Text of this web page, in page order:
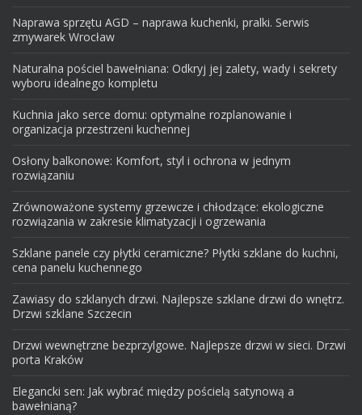
Naprawa sprzętu AGD – naprawa kuchenki, pralki. Serwis
zmywarek Wrocław
Naturalna pościel bawełniana: Odkryj jej zalety, wady i sekrety
wyboru idealnego kompletu
Kuchnia jako serce domu: optymalne rozplanowanie i
organizacja przestrzeni kuchennej
Osłony balkonowe: Komfort, styl i ochrona w jednym
rozwiązaniu
Zrównoważone systemy grzewcze i chłodzące: ekologiczne
rozwiązania w zakresie klimatyzacji i ogrzewania
Szklane panele czy płytki ceramiczne? Płytki szklane do kuchni,
cena panelu kuchennego
Zawiasy do szklanych drzwi. Najlepsze szklane drzwi do wnętrz.
Drzwi szklane Szczecin
Drzwi wewnętrzne bezprzylgowe. Najlepsze drzwi w sieci. Drzwi
porta Kraków
Elegancki sen: Jak wybrać między pościelą satynową a
bawełnianą?